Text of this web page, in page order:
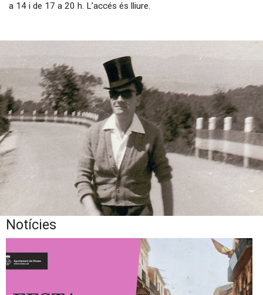
a 14 i de 17 a 20 h. L’accés és lliure.
Diapositiva 1 de 1
Notícies